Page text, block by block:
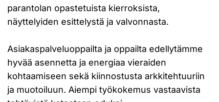
parantolan opastetuista kierroksista,
näyttelyiden esittelystä ja valvonnasta.
Asiakaspalveluoppailta ja oppailta edellytämme
hyvää asennetta ja energiaa vieraiden
kohtaamiseen sekä kiinnostusta arkkitehtuuriin
ja muotoiluun. Aiempi työkokemus vastaavista